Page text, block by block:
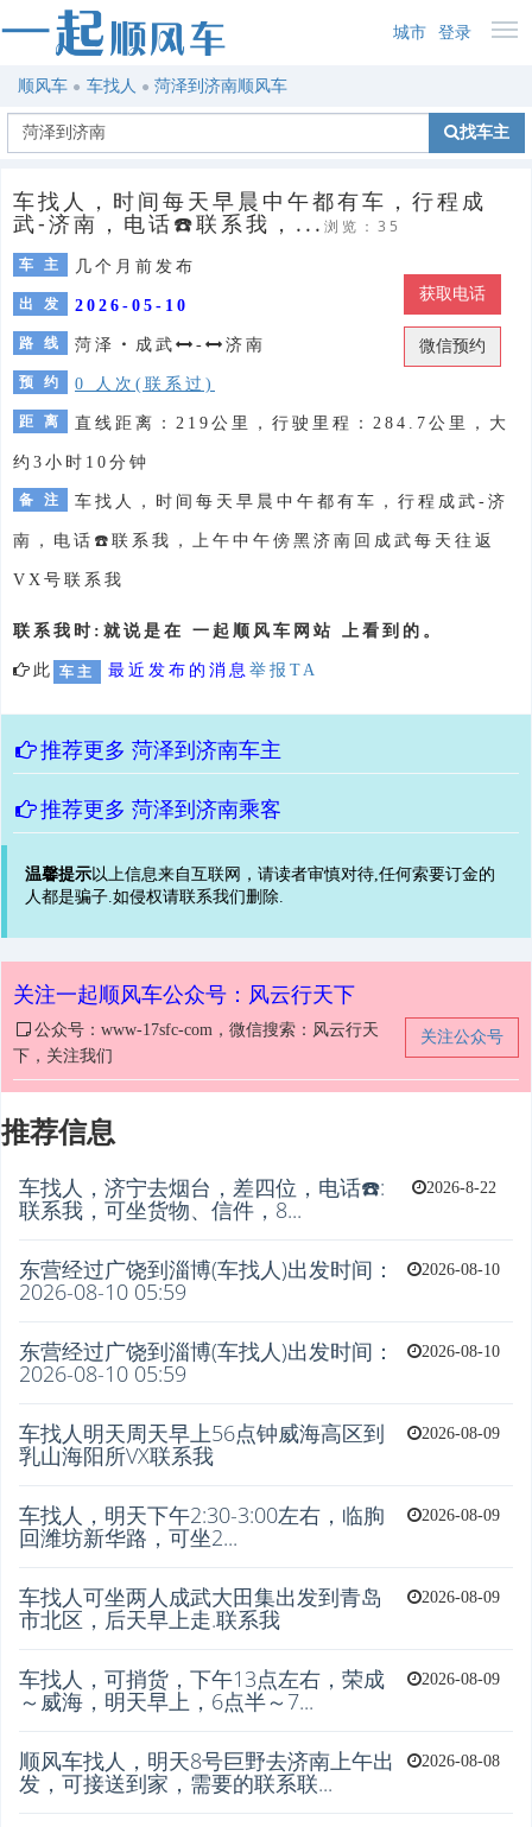
城市 登录
顺风车 车找人 菏泽到济南顺风车
找车主
车找人，时间每天早晨中午都有车，行程成
武-济南，电话☎️联系我，... 浏览：35
车 主 几个月前发布
出 发 2026-05-10
获取电话
微信预约
路 线 菏泽 ・ 成武 - 济南
预 约 0 人次(联系过)
距 离 直线距离：219公里，行驶里程：284.7公里，大
约3小时10分钟
备 注 车找人，时间每天早晨中午都有车，行程成武-济
南，电话☎️联系我，上午中午傍黑济南回成武每天往返
VX号联系我
联系我时:就说是在 一起顺风车网站 上看到的。
此 车主 最近发布的消息 举报TA
推荐更多 菏泽到济南车主
推荐更多 菏泽到济南乘客
温馨提示以上信息来自互联网，请读者审慎对待,任何索要订金的
人都是骗子.如侵权请联系我们删除.
关注一起顺风车公众号：风云行天下
关注公众号
公众号：www-17sfc-com，微信搜索：风云行天
下，关注我们
推荐信息
2026-8-22
车找人，济宁去烟台，差四位，电话☎️:
联系我，可坐货物、信件，8...
2026-08-10
东营经过广饶到淄博(车找人)出发时间：
2026-08-10 05:59
2026-08-10
东营经过广饶到淄博(车找人)出发时间：
2026-08-10 05:59
2026-08-09
车找人明天周天早上56点钟威海高区到
乳山海阳所VX联系我
2026-08-09
车找人，明天下午2:30-3:00左右，临朐
回潍坊新华路，可坐2...
2026-08-09
车找人可坐两人成武大田集出发到青岛
市北区，后天早上走.联系我
2026-08-09
车找人，可捎货，下午13点左右，荣成
～威海，明天早上，6点半～7...
2026-08-08
顺风车找人，明天8号巨野去济南上午出
发，可接送到家，需要的联系联...